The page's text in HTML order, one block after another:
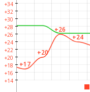
+18 +17
+20
+26
+24
+34
+32
+30
+28
+26
+24
+22
+20
+18
+16
+14